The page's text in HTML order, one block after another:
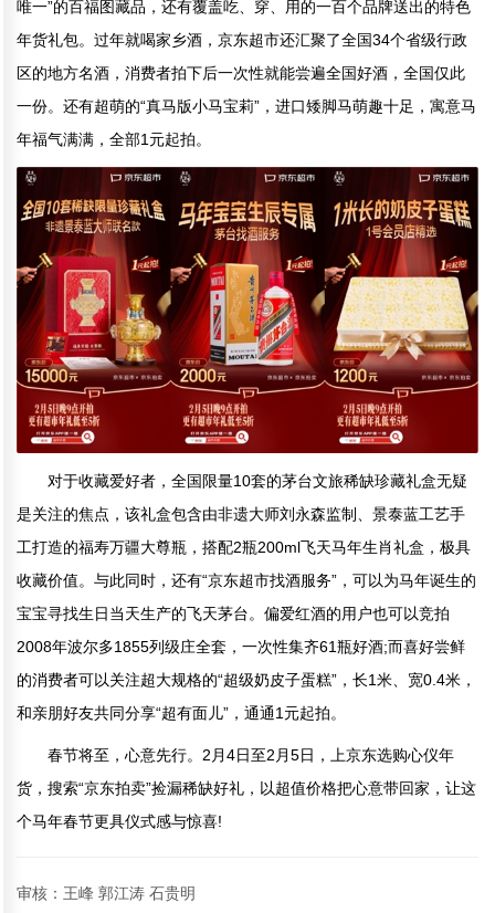
唯一”的百福图藏品，还有覆盖吃、穿、用的一百个品牌送出的特色
年货礼包。过年就喝家乡酒，京东超市还汇聚了全国34个省级行政
区的地方名酒，消费者拍下后一次性就能尝遍全国好酒，全国仅此
一份。还有超萌的“真马版小马宝莉”，进口矮脚马萌趣十足，寓意马
年福气满满，全部1元起拍。
对于收藏爱好者，全国限量10套的茅台文旅稀缺珍藏礼盒无疑
是关注的焦点，该礼盒包含由非遗大师刘永森监制、景泰蓝工艺手
工打造的福寿万疆大尊瓶，搭配2瓶200ml飞天马年生肖礼盒，极具
收藏价值。与此同时，还有“京东超市找酒服务”，可以为马年诞生的
宝宝寻找生日当天生产的飞天茅台。偏爱红酒的用户也可以竞拍
2008年波尔多1855列级庄全套，一次性集齐61瓶好酒;而喜好尝鲜
的消费者可以关注超大规格的“超级奶皮子蛋糕”，长1米、宽0.4米，
和亲朋好友共同分享“超有面儿”，通通1元起拍。
春节将至，心意先行。2月4日至2月5日，上京东选购心仪年
货，搜索“京东拍卖”捡漏稀缺好礼，以超值价格把心意带回家，让这
个马年春节更具仪式感与惊喜!
审核：王峰 郭江涛 石贵明